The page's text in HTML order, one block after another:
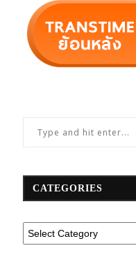
CATEGORIES